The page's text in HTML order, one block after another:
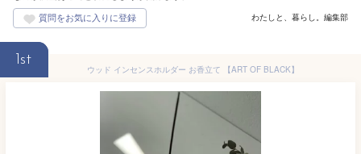
わたしと、暮らし。編集部
1st
ウッド インセンスホルダー お香立て 【ART OF BLACK】